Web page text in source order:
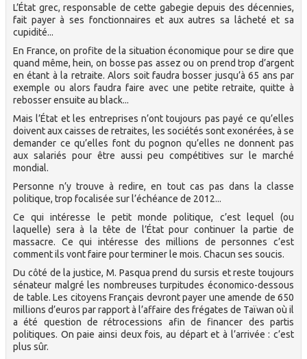
L’État grec, responsable de cette gabegie depuis des décennies,
fait payer à ses fonctionnaires et aux autres sa lâcheté et sa
cupidité...
En France, on profite de la situation économique pour se dire que
quand même, hein, on bosse pas assez ou on prend trop d’argent
en étant à la retraite. Alors soit faudra bosser jusqu’à 65 ans par
exemple ou alors faudra faire avec une petite retraite, quitte à
rebosser ensuite au black...
Mais l’État et les entreprises n’ont toujours pas payé ce qu’elles
doivent aux caisses de retraites, les sociétés sont exonérées, à se
demander ce qu’elles font du pognon qu’elles ne donnent pas
aux salariés pour être aussi peu compétitives sur le marché
mondial.
Personne n’y trouve à redire, en tout cas pas dans la classe
politique, trop focalisée sur l’échéance de 2012...
Ce qui intéresse le petit monde politique, c’est lequel (ou
laquelle) sera à la tête de l’État pour continuer la partie de
massacre. Ce qui intéresse des millions de personnes c’est
comment ils vont faire pour terminer le mois. Chacun ses soucis.
Du côté de la justice, M. Pasqua prend du sursis et reste toujours
sénateur malgré les nombreuses turpitudes économico-dessous
de table. Les citoyens Français devront payer une amende de 650
millions d’euros par rapport à l’affaire des frégates de Taïwan où il
a été question de rétrocessions afin de financer des partis
politiques. On paie ainsi deux fois, au départ et à l’arrivée : c’est
plus sûr.